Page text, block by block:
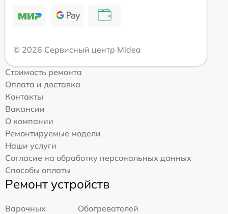
© 2026 Сервисный центр Midea
Стоимость ремонта
Оплата и доставка
Контакты
Вакансии
О компании
Ремонтируемые модели
Наши услуги
Согласие на обработку персональных данных
Способы оплаты
Ремонт устройств
Варочных
Обогревателей